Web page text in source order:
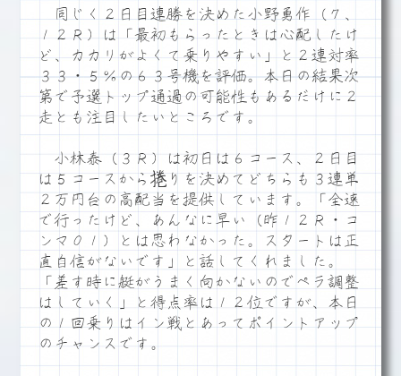
同じく２日目連勝を決めた小野勇作（７、
１２Ｒ）は「最初もらったときは心配したけ
ど、カカリがよくて乗りやすい」と２連対率
３３・５％の６３号機を評価。本日の結果次
第で予選トップ通過の可能性もあるだけに２
走とも注目したいところです。
小林泰（３Ｒ）は初日は６コース、２日目
は５コースから捲りを決めてどちらも３連単
２万円台の高配当を提供しています。「全速
で行ったけど、あんなに早い（昨１２Ｒ・コ
ンマ０１）とは思わなかった。スタートは正
直自信がないです」と話してくれました。
「差す時に艇がうまく向かないのでペラ調整
はしていく」と得点率は１２位ですが、本日
の１回乗りはイン戦とあってポイントアップ
のチャンスです。